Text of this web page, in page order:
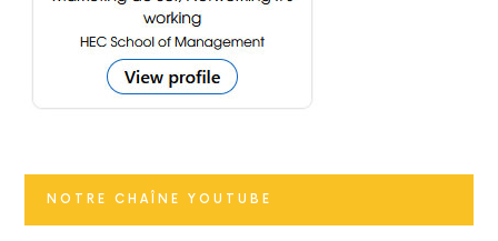
NOTRE CHAÎNE YOUTUBE